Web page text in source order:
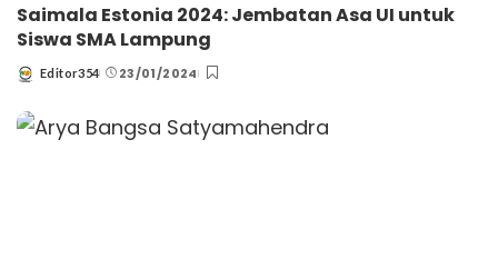
Saimala Estonia 2024: Jembatan Asa UI untuk
Siswa SMA Lampung
Posted
Editor354 23/01/2024